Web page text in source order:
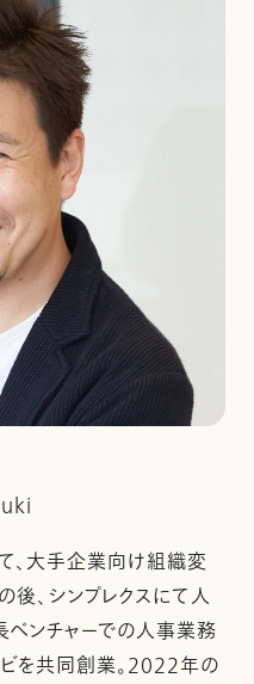
、大手企業向け組織変
後、シンプレクスにて人
ベンチャーでの人事業務
を共同創業。2022年の